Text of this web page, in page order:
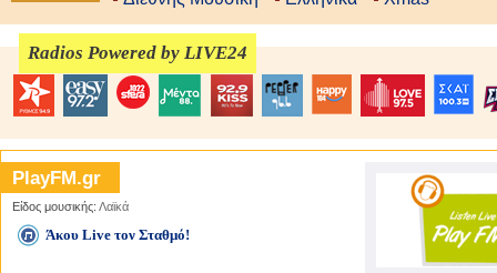
Radios Powered by LIVE24
PlayFM.gr
Είδος μουσικής: Λαϊκά
Άκου Live τον Σταθμό!